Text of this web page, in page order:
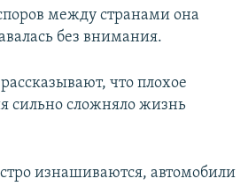
между странами она
без внимания.
что плохое
сильно сложняло жизнь
изнашиваются, автомобили